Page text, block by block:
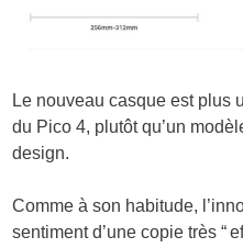
Le nouveau casque est plus
du Pico 4, plutôt qu’un
design.
Comme à son habitude,
sentiment d’une copie très “